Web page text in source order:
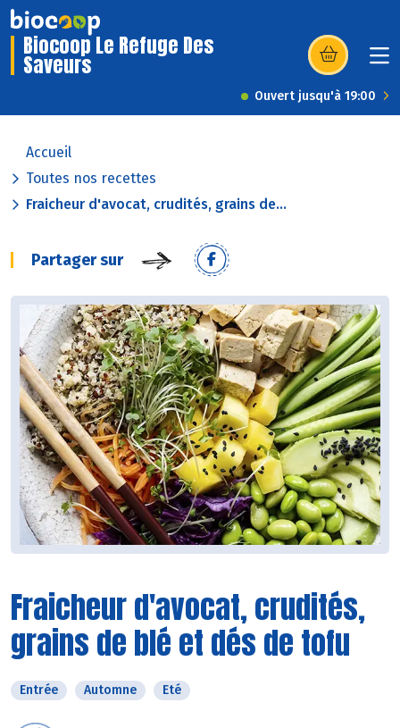
Biocoop Le Refuge Des
Saveurs (s’ouvre dans
Ouvert jusqu'à 19:00
Accueil
Toutes nos recettes
Fraicheur d'avocat, crudités, grains de...
Partager sur
Fraicheur d'avocat, crudités,
grains de blé et dés de tofu
Entrée Automne Eté